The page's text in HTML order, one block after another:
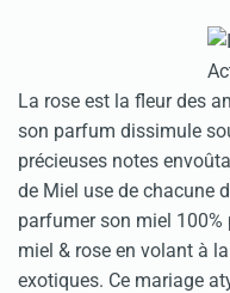
La rose est la fleur des
son parfum dissimule
précieuses notes
de Miel use de chacune
parfumer son miel 100%
miel & rose en volant à
exotiques. Ce mariage